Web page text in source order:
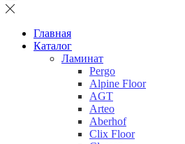
Главная
Каталог
Ламинат
Pergo
Alpine Floor
AGT
Arteo
Aberhof
Clix Floor